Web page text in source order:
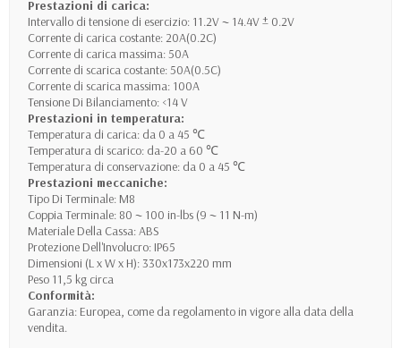
Prestazioni di carica:
Intervallo di tensione di esercizio: 11.2V ~ 14.4V ± 0.2V
Corrente di carica costante: 20A(0.2C)
Corrente di carica massima: 50A
Corrente di scarica costante: 50A(0.5C)
Corrente di scarica massima: 100A
Tensione Di Bilanciamento: <14 V
Prestazioni in temperatura:
Temperatura di carica: da 0 a 45 ℃
Temperatura di scarico: da-20 a 60 ℃
Temperatura di conservazione: da 0 a 45 ℃
Prestazioni meccaniche:
Tipo Di Terminale: M8
Coppia Terminale: 80 ~ 100 in-lbs (9 ~ 11 N-m)
Materiale Della Cassa: ABS
Protezione Dell'Involucro: IP65
Dimensioni (L x W x H): 330x173x220 mm
Peso 11,5 kg circa
Conformità:
Garanzia: Europea, come da regolamento in vigore alla data della
vendita.